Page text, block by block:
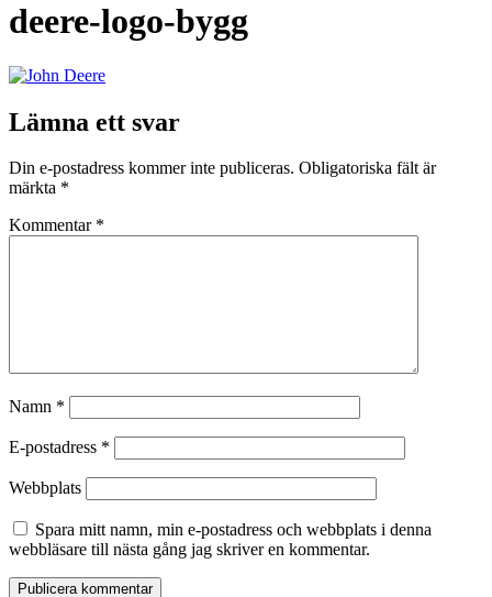
deere-logo-bygg
Lämna ett svar
Din e-postadress kommer inte publiceras. Obligatoriska fält är
märkta *
Kommentar *
Namn *
E-postadress *
Webbplats
Spara mitt namn, min e-postadress och webbplats i denna
webbläsare till nästa gång jag skriver en kommentar.